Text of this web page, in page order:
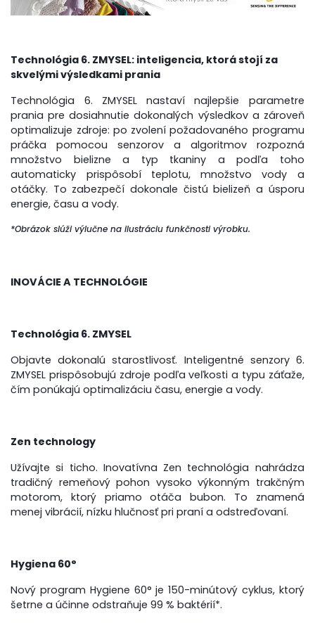
Technológia 6. ZMYSEL: inteligencia, ktorá stojí za
skvelými výsledkami prania
Technológia 6. ZMYSEL nastaví najlepšie parametre
prania pre dosiahnutie dokonalých výsledkov a zároveň
optimalizuje zdroje: po zvolení požadovaného programu
práčka pomocou senzorov a algoritmov rozpozná
množstvo bielizne a typ tkaniny a podľa toho
automaticky prispôsobí teplotu, množstvo vody a
otáčky. To zabezpečí dokonale čistú bielizeň a úsporu
energie, času a vody.
*Obrázok slúži výlučne na ilustráciu funkčnosti výrobku.
INOVÁCIE A TECHNOLÓGIE
Technológia 6. ZMYSEL
Objavte dokonalú starostlivosť. Inteligentné senzory 6.
ZMYSEL prispôsobujú zdroje podľa veľkosti a typu záťaže,
čím ponúkajú optimalizáciu času, energie a vody.
Zen technology
Užívajte si ticho. Inovatívna Zen technológia nahrádza
tradičný remeňový pohon vysoko výkonným trakčným
motorom, ktorý priamo otáča bubon. To znamená
menej vibrácií, nízku hlučnosť pri praní a odstreďovaní.
Hygiena 60°
Nový program Hygiene 60° je 150-minútový cyklus, ktorý
šetrne a účinne odstraňuje 99 % baktérií*.